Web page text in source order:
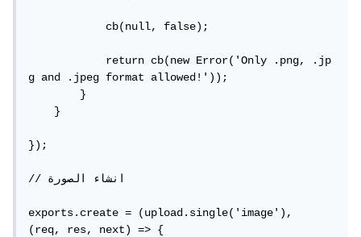
cb(null, false);
return cb(new Error('Only .png, .jp
g and .jpeg format allowed!'));
}
}
});
// انشاء الصورة
exports.create = (upload.single('image'),
(req, res, next) => {